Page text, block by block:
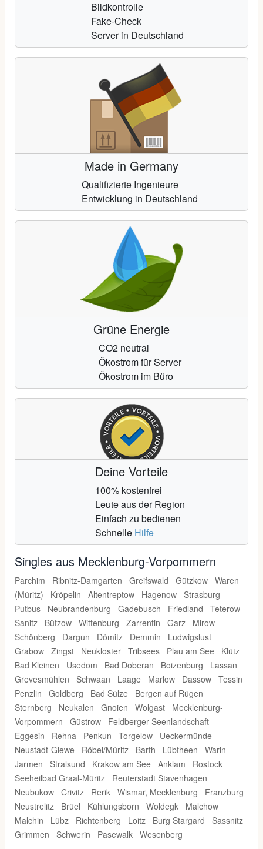
Bildkontrolle
Fake-Check
Server in Deutschland
Made in Germany
Qualifizierte Ingenieure
Entwicklung in Deutschland
Grüne Energie
CO2 neutral
Ökostrom für Server
Ökostrom im Büro
Deine Vorteile
100% kostenfrei
Leute aus der Region
Einfach zu bedienen
Schnelle Hilfe
Singles aus Mecklenburg-Vorpommern
Parchim Ribnitz-Damgarten Greifswald Gützkow Waren
(Müritz)
Kröpelin Altentreptow Hagenow Strasburg
Putbus
Neubrandenburg Gadebusch Friedland
Teterow
Sanitz
Bützow Wittenburg Zarrentin Garz
Mirow
Schönberg
Dargun Dömitz Demmin
Ludwigslust
Grabow Zingst Neukloster Tribsees Plau am See
Klütz
Bad Kleinen
Usedom Bad Doberan Boizenburg
Lassan
Grevesmühlen
Schwaan Laage Marlow Dassow Tessin
Penzlin
Goldberg Bad Sülze
Bergen auf Rügen
Sternberg
Neukalen Gnoien Wolgast
Mecklenburg-
Vorpommern
Güstrow
Feldberger Seenlandschaft
Eggesin
Rehna Penkun Torgelow
Ueckermünde
Neustadt-Glewe
Röbel/Müritz Barth Lübtheen
Warin
Jarmen
Stralsund Krakow am See Anklam
Rostock
Seeheilbad Graal-Müritz
Reuterstadt Stavenhagen
Neubukow Crivitz Rerik Wismar, Mecklenburg
Franzburg
Neustrelitz
Brüel Kühlungsborn Woldegk
Malchow
Malchin
Lübz Richtenberg Loitz Burg Stargard
Sassnitz
Grimmen
Schwerin Pasewalk Wesenberg